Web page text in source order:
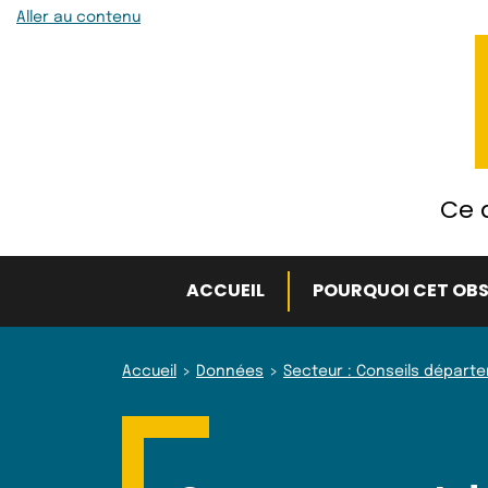
Aller au contenu
Ce
ACCUEIL POURQUOI CET
Accueil Données Secteur : Conseils